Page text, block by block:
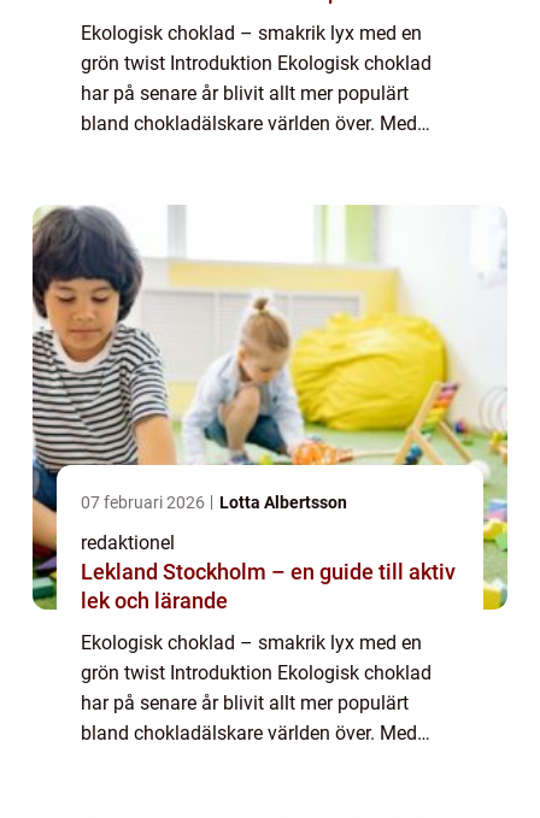
Ekologisk choklad – smakrik lyx med en
grön twist Introduktion Ekologisk choklad
har på senare år blivit allt mer populärt
bland chokladälskare världen över. Med
anses...
07 februari 2026 Lotta Albertsson
redaktionel
Lekland Stockholm – en guide till aktiv
lek och lärande
Ekologisk choklad – smakrik lyx med en
grön twist Introduktion Ekologisk choklad
har på senare år blivit allt mer populärt
bland chokladälskare världen över. Med